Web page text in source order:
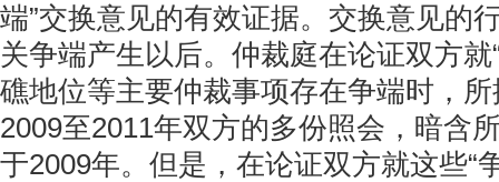
端”交换意见的有效证据。交换意见的
关争端产生以后。仲裁庭在论证双方就
礁地位等主要仲裁事项存在争端时，
2009至2011年双方的多份照会，暗含
于2009年。但是，在论证双方就这些“